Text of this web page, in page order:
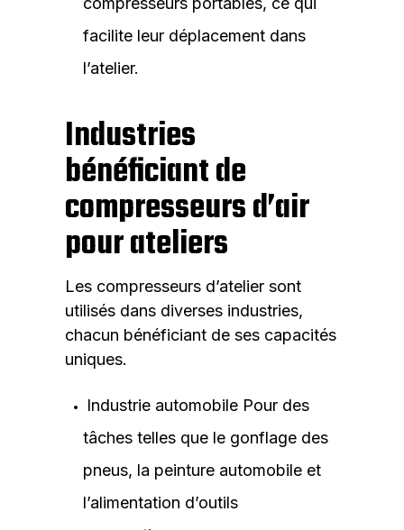
facilite leur déplacement dans
l’atelier.
Industries
bénéficiant de
compresseurs d’air
pour ateliers
Les compresseurs d’atelier sont
utilisés dans diverses industries,
chacun bénéficiant de ses capacités
uniques.
Industrie automobile Pour des
tâches telles que le gonflage des
pneus, la peinture automobile et
l’alimentation d’outils